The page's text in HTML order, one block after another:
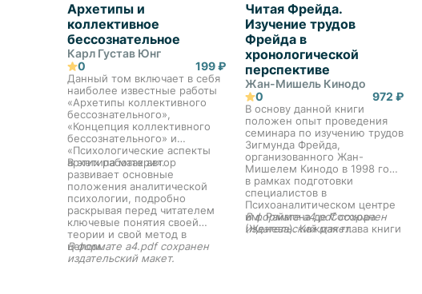
Архетипы и
коллективное
бессознательное
Карл Густав Юнг
0
199 ₽
Данный том включает в себя
наиболее известные работы
«Архетипы коллективного
бессознательного»,
«Концепция коллективного
бессознательного» и
«Психологические аспекты
архетипа матери».
В этих работах автор
развивает основные
положения аналитической
психологии, подробно
раскрывая перед читателем
ключевые понятия своей
теории и свой метод в
целом.
В формате a4.pdf сохранен
издательский макет.
Читая Фрейда.
Изучение трудов
Фрейда в
хронологической
перспективе
Жан-Мишель Кинодо
0
972 ₽
В основу данной книги
положен опыт проведения
семинара по изучению трудов
Зигмунда Фрейда,
организованного Жан-
Мишелем Кинодо в 1998 году
в рамках подготовки
специалистов в
Психоаналитическом центре
им. Раймона де Соссюра
(Женева). Каждая глава книги
В формате a4.pdf сохранен
издательский макет.